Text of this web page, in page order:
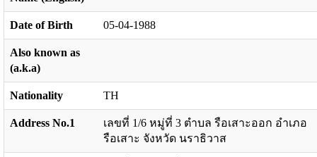
Date of Birth 05-04-1988
Also known as
(a.k.a)
Nationality TH
Address No.1
เลขที่ 1/6 หมู่ที่ 3 ตำบล รือเสาะออก อำเภอ
รือเสาะ จังหวัด นราธิวาส